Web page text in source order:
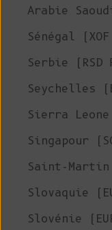
Sénégal
Serbie (RSD
Seychelles
Sierra
Singapour
Saint-Martin
Slovaquie
Slovénie